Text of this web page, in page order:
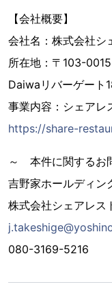
【会社概要】
会社名：株式会社シ
所在地：〒103-
Daiwaリバーゲート
事業内容：シェアレ
https://share-
～ 本件に関するお
吉野家ホールディン
株式会社シェアレ
080-3169-5216